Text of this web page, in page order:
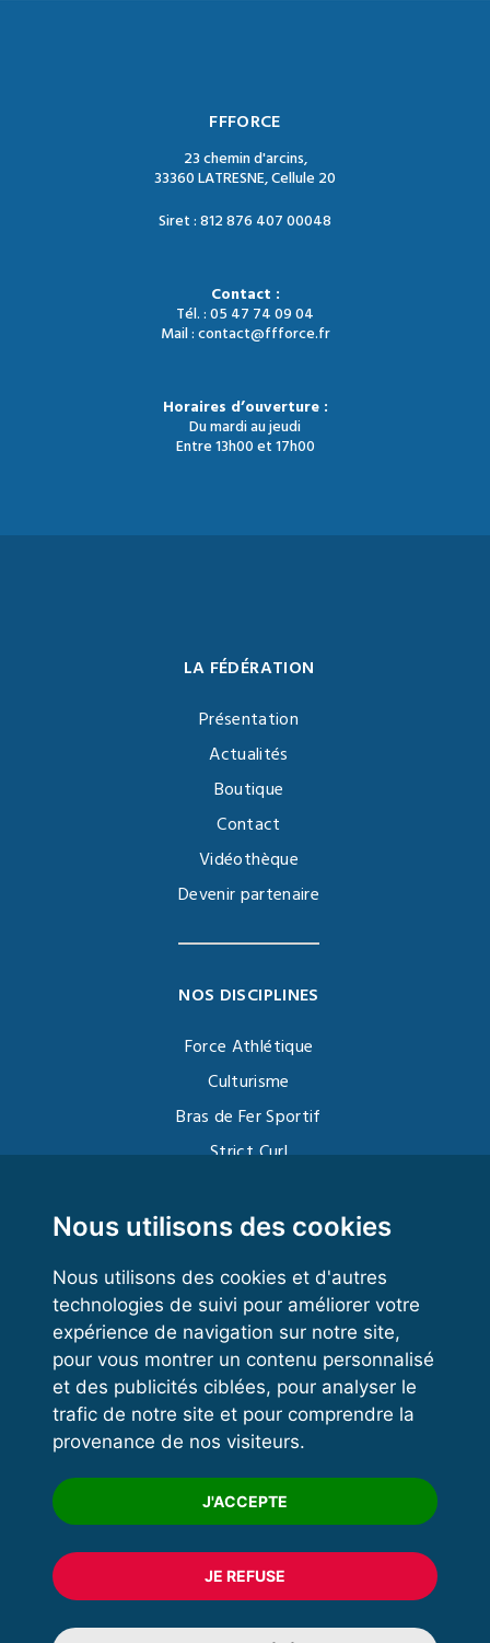
Nous utilisons des cookies
Nous utilisons des cookies et d'autres
technologies de suivi pour améliorer votre
expérience de navigation sur notre site,
pour vous montrer un contenu personnalisé
et des publicités ciblées, pour analyser le
trafic de notre site et pour comprendre la
provenance de nos visiteurs.
J'ACCEPTE
JE REFUSE
FFFORCE
23 chemin d'arcins,
33360 LATRESNE, Cellule 20
Siret : 812 876 407 00048
Contact :
Tél. : 05 47 74 09 04
Mail : contact@ffforce.fr
Horaires d’ouverture :
Du mardi au jeudi
Entre 13h00 et 17h00
LA FÉDÉRATION
Présentation
Actualités
Boutique
Contact
Vidéothèque
Devenir partenaire
NOS DISCIPLINES
Force Athlétique
Culturisme
Bras de Fer Sportif
Strict Curl
Kettlebell
VOS ESPACES
Espace dirigeant
Espace licencié
Trouver un club
Formation
© 2020 FFFORCE Tous droits réservés
Mentions légales